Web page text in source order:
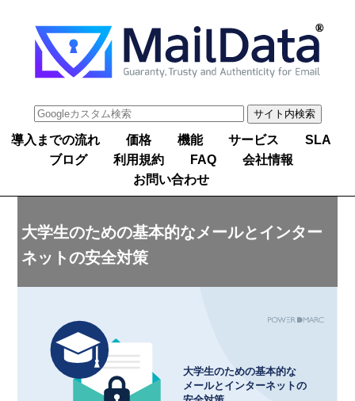
導入までの流れ 価格 機能 サービス
SLA
ブログ
利用規約 FAQ
会社情報
お問い合わせ
大学生のための基本的なメールとインター
ネットの安全対策